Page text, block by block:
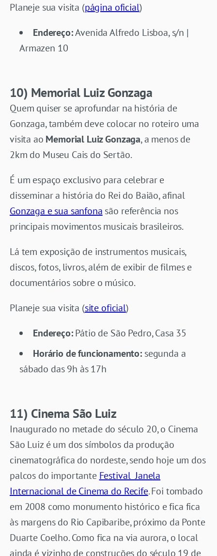
Planeje sua visita (página oficial)
Endereço:Avenida Alfredo Lisboa, s/n |
Armazen 10
10) Memorial Luiz Gonzaga
Quem quiser se aprofundar na história de
Gonzaga, também deve colocar no roteiro uma
visita ao Memorial Luiz Gonzaga, a menos de
2km do Museu Cais do Sertão.
É um espaço exclusivo para celebrar e
disseminar a história do Rei do Baião, afinal
Gonzaga e sua sanfona são referência nos
principais movimentos musicais brasileiros.
Lá tem exposição de instrumentos musicais,
discos, fotos, livros, além de exibir de filmes e
documentários sobre o músico.
Planeje sua visita (site oficial)
Endereço:Pátio de São Pedro, Casa 35
Horário de funcionamento: segunda a
sábado das 9h às 17h
11) Cinema São Luiz
Inaugurado no metade do século 20, o Cinema
São Luiz é um dos símbolos da produção
cinematográfica do nordeste, sendo hoje um dos
palcos do importante Festival Janela
Internacional de Cinema do Recife. Foi tombado
em 2008 como monumento histórico e fica fica
às margens do Rio Capibaribe, próximo da Ponte
Duarte Coelho. Como fica na via aurora, o local
ainda é vizinho de construções do século 19 de